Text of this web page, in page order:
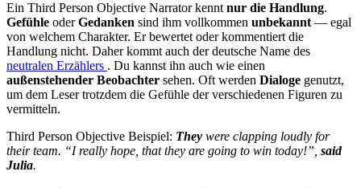
Ein Third Person Objective Narrator kennt nur die Handlung.
Gefühle oderGedanken sind ihm vollkommen unbekannt — egal
von welchem Charakter. Er bewertet oder kommentiert die
Handlung nicht. Daher kommt auch der deutsche Name des
neutralen Erzählers . Du kannst ihn auch wie einen
außenstehender Beobachter sehen. Oft werden Dialoge genutzt,
um dem Leser trotzdem die Gefühle der verschiedenen Figuren zu
vermitteln.
Third Person Objective Beispiel: They were clapping loudly for
their team. “I really hope, that they are going to win today!”, said
Julia.